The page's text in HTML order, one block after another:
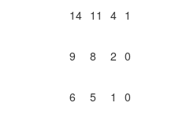
14 11 4 1
9 8 2 0
6 5 1
0